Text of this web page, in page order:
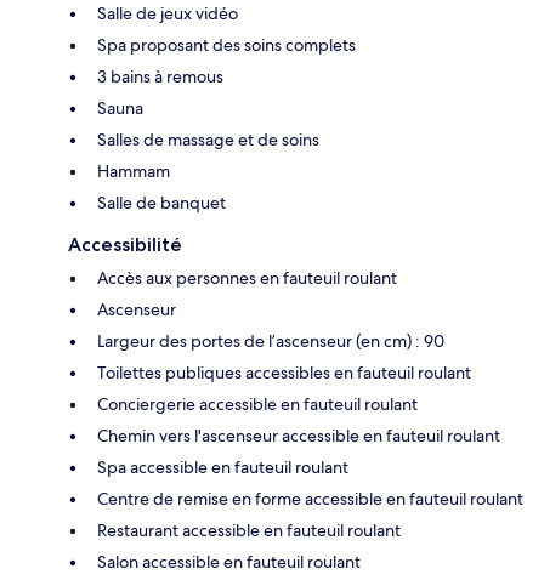
Salle de jeux vidéo
Spa proposant des soins complets
3 bains à remous
Sauna
Salles de massage et de soins
Hammam
Salle de banquet
Accessibilité
Accès aux personnes en fauteuil roulant
Ascenseur
Largeur des portes de l’ascenseur (en cm) : 90
Toilettes publiques accessibles en fauteuil roulant
Conciergerie accessible en fauteuil roulant
Chemin vers l'ascenseur accessible en fauteuil roulant
Spa accessible en fauteuil roulant
Centre de remise en forme accessible en fauteuil roulant
Restaurant accessible en fauteuil roulant
Salon accessible en fauteuil roulant